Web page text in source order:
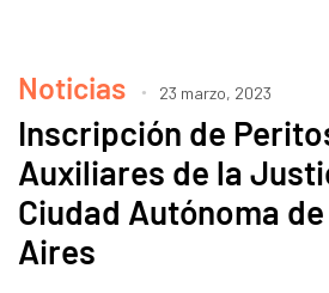
Noticias 23 marzo, 2023
Inscripción de
Auxiliares de la
Ciudad Autónoma
Aires